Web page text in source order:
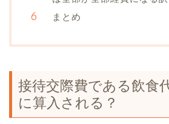
まとめ
接待交際費である飲食
に算入される？